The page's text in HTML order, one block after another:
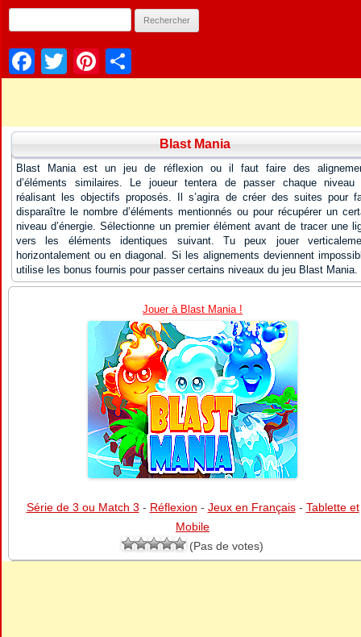
Facebook
TwitterPinterest
Blast Mania
Blast Mania est un jeu de réflexion ou il faut faire des
d’éléments similaires. Le joueur tentera de passer chaque niveau
réalisant les objectifs proposés. Il s’agira de créer des suites pour
disparaître le nombre d’éléments mentionnés ou pour récupérer un
niveau d’énergie. Sélectionne un premier élément avant de tracer une
vers les éléments identiques suivant. Tu peux jouer
horizontalement ou en diagonal. Si les alignements deviennent
utilise les bonus fournis pour passer certains niveaux du jeu Blast Mania.
Jouer à Blast Mania !
Série de 3 ou Match 3 - Réflexion - Jeux en Français- Tablette et
Mobile
(Pas de votes)